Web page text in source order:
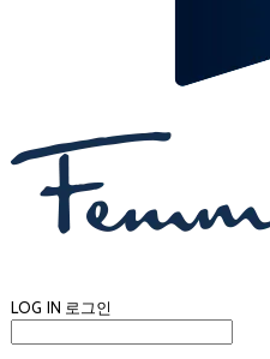
LOG IN 로그인